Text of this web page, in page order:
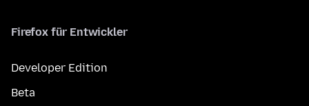
Firefox für Entwickler
Developer Edition
Beta